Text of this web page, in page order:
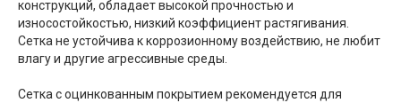
конструкций, обладает высокой прочностью и
износостойкостью, низкий коэффициент растягивания.
Сетка не устойчива к коррозионному воздействию, не любит
влагу и другие агрессивные среды.
Сетка с оцинкованным покрытием рекомендуется для